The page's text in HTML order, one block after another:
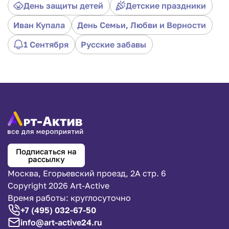
родителей.
Правила игры «Волк ловит яйца»
День защиты детей
Детские праздники
Иван Купала
День Семьи, Любви и Верности
1 Сентября
Русские забавы
Подписаться на
рассылку
Москва, Егорьевский проезд, 2А стр. 6
Copyright 2026 Art-Active
Время работы: круглосуточно
+7 (495) 032-67-50
info@art-active24.ru